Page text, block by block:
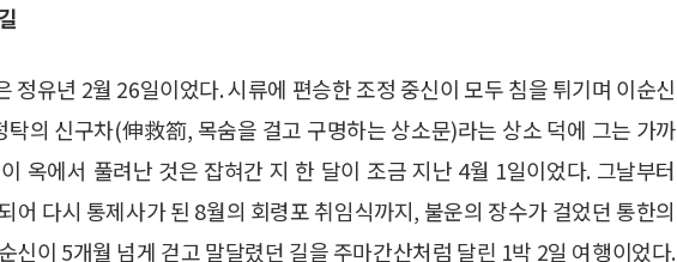
정유년 2월 26일이었다. 시류에 편승한 조정 중신이 모두 침을 튀기며 이순신
탁의 신구차(伸救箚, 목숨을 걸고 구명하는 상소문)라는 상소 덕에 그는 가까
옥에서 풀려난 것은 잡혀간 지 한 달이 조금 지난 4월 1일이었다. 그날부터
어 다시 통제사가 된 8월의 회령포 취임식까지, 불운의 장수가 걸었던 통한의
신이 5개월 넘게 걷고 말달렸던 길을 주마간산처럼 달린 1박 2일 여행이었다.